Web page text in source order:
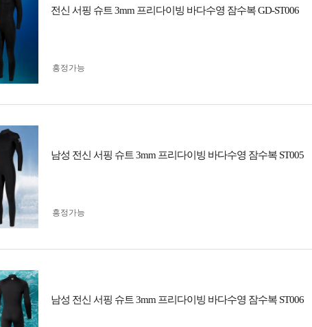
전신 서핑 슈트 3mm 프리다이빙 바다수영 잠수복 GD-ST006
흥정가능
남성 전신 서핑 슈트 3mm 프리다이빙 바다수영 잠수복 ST005
흥정가능
남성 전신 서핑 슈트 3mm 프리다이빙 바다수영 잠수복 ST006